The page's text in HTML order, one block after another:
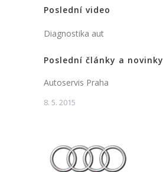
Poslední video
Diagnostika aut
Poslední články a novinky
Autoservis Praha
8. 5. 2015